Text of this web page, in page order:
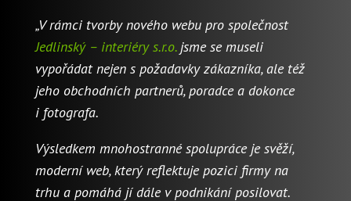
„V rámci tvorby nového webu pro společnost
Jedlinský – interiéry s.r.o.jsme se museli
vypořádat nejen s požadavky zákazníka, ale též
jeho obchodních partnerů, poradce a dokonce
i fotografa.
Výsledkem mnohostranné spolupráce je svěží,
moderní web, který reflektuje pozici firmy na
trhu a pomáhá jí dále v podnikání posilovat.